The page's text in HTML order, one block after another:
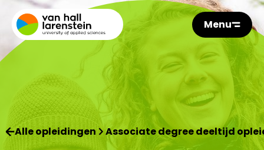
Menu
Alle opleidingen Associate degree deeltijd